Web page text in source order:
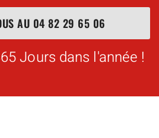
AU 04 82 29 65 06
Jours dans l'année !